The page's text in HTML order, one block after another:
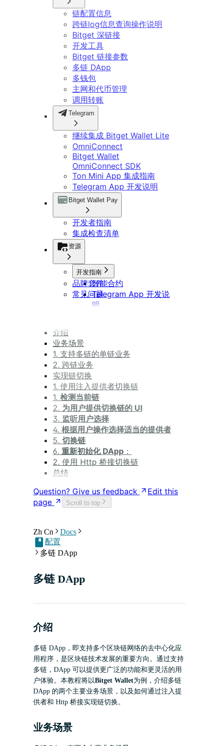
链配置信息
跨链log信息查询操作说明
Bitget 深链接
开发工具
Bitget 链接参数
多链 DApp
多钱包
主网和代币管理
调用转账
Telegram
继续集成 Bitget Wallet Lite
OmniConnect
Bitget Wallet
OmniConnect SDK
Ton Mini App 集成指南
Telegram App 开发说明
Bitget Wallet Pay
开发者指南
集成检查清单
资源
开发指南
智能合约
Telegram App 开发说
明
品牌套件
常见问题
介绍
业务场景
1. 支持多链的单链业务
2. 跨链业务
实现链切换
1. 使用注入提供者切换链
1. 检测当前链
2. 为用户提供切换链的 UI
3. 监听用户选择
4. 根据用户操作选择适当的提供者
5. 切换链
6. 重新初始化 DApp ：
2. 使用 Http 桥接切换链
总结
Question? Give us feedback
Edit this
page
Scroll to top
Zh Cn
Docs
配置
多链 DApp
多链 DApp
介绍
多链 DApp，即支持多个区块链网络的去中心化应
用程序，是区块链技术发展的重要方向。通过支持
多链，DApp 可以提供更广泛的功能和更灵活的用
户体验。本教程将以Bitget Wallet为例，介绍多链
DApp 的两个主要业务场景，以及如何通过注入提
供者和 Http 桥接实现链切换。
业务场景